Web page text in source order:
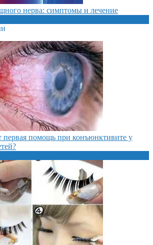
нерва: симптомы и лечение
первая помощь при конъюнктивите у